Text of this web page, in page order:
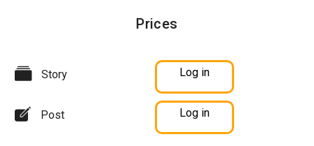
Prices
Story Log in
Post Log in